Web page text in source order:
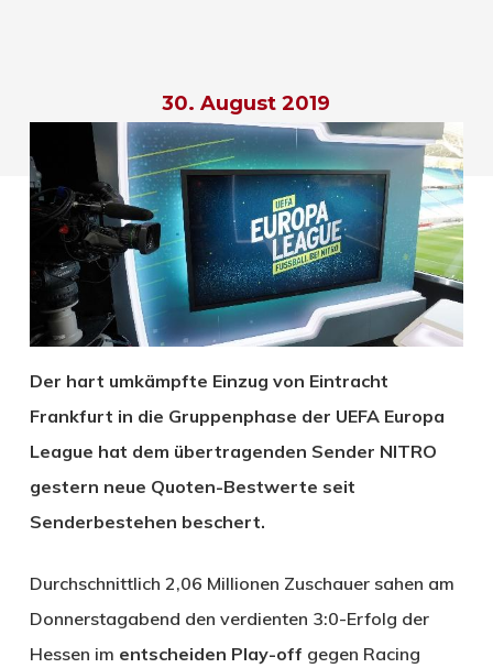
30. August 2019
Der hart umkämpfte Einzug von Eintracht
Frankfurt in die Gruppenphase der UEFA Europa
League hat dem übertragenden Sender NITRO
gestern neue Quoten-Bestwerte seit
Senderbestehen beschert.
Durchschnittlich 2,06 Millionen Zuschauer sahen am
Donnerstagabend den verdienten 3:0-Erfolg der
Hessen im entscheiden Play-off gegen Racing